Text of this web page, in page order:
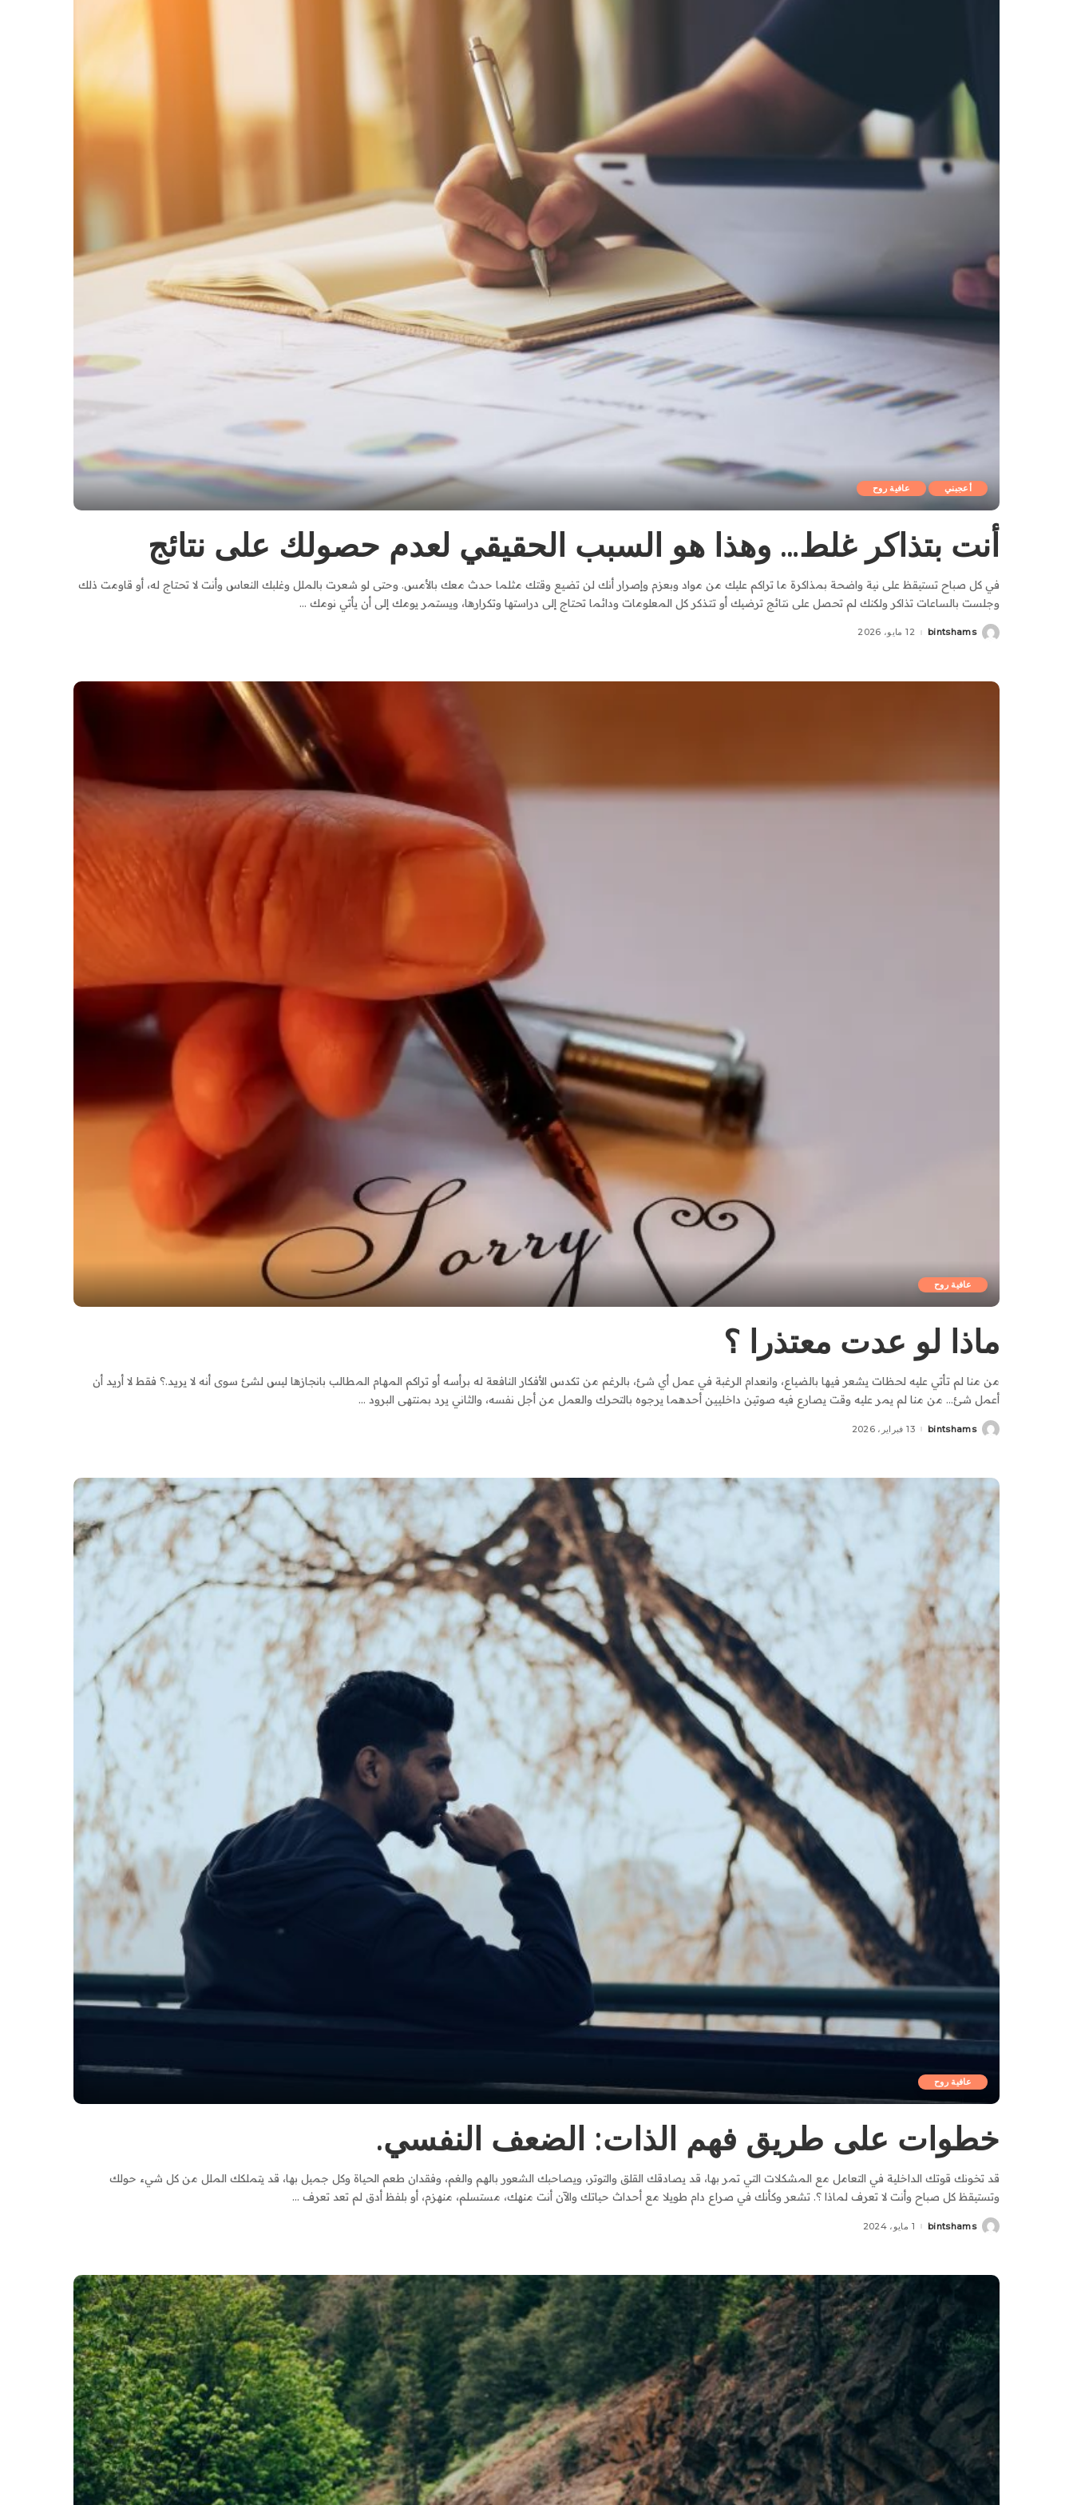
أعجبني عافية روح
أنت بتذاكر غلط… وهذا هو السبب الحقيقي لعدم حصولك على نتائج
في كل صباح تستيقظ على نية واضحة بمذاكرة ما تراكم عليك من مواد وبعزم وإصرار أنك لن تضيع وقتك مثلما حدث معك بالأمس. وحتى لو شعرت بالملل وغلبك النعاس وأنت لا تحتاج له، أو قاومت ذلك
وجلست بالساعات تذاكر ولكنك لم تحصل على نتائج ترضيك أو تتذكر كل المعلومات ودائما تحتاج إلى دراستها وتكرارها، ويستمر يومك إلى أن يأتي نومك ...
Posted
bintshams 12 مايو، 2026
عافية روح
ماذا لو عدت معتذرا ؟
من منا لم تأتي عليه لحظات يشعر فيها بالضياع، وانعدام الرغبة في عمل أي شئ، بالرغم من تكدس الأفكار النافعة له برأسه أو تراكم المهام المطالب بانجازها ليس لشئ سوى أنه لا يريد.؟ فقط لا أريد أن
أعمل شئ… من منا لم يمر عليه وقت يصارع فيه صوتين داخليين أحدهما يرجوه بالتحرك والعمل من أجل نفسه، والثاني يرد بمنتهى البرود ...
Posted
bintshams 13 فبراير، 2026
عافية روح
خطوات على طريق فهم الذات: الضعف النفسي.
قد تخونك قوتك الداخلية في التعامل مع المشكلات التي تمر بها، قد يصادقك القلق والتوتر، ويصاحبك الشعور بالهم والغم، وفقدان طعم الحياة وكل جميل بها، قد يتملكك الملل من كل شيء حولك
وتستيقظ كل صباح وأنت لا تعرف لماذا ؟. تشعر وكأنك في صراع دام طويلا مع أحداث حياتك والآن أنت منهك، مستسلم، منهزم، أو بلفظ أدق لم تعد تعرف ...
Posted
bintshams 1 مايو، 2024